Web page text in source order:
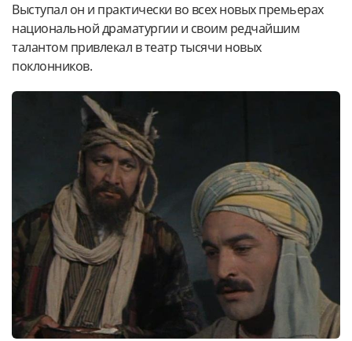
Выступал он и практически во всех новых премьерах
национальной драматургии и своим редчайшим
талантом привлекал в театр тысячи новых
поклонников.